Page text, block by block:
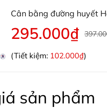
Cân bằng đường huyết
295.000₫
(Tiết kiệm: 102.000₫)
sản phẩm